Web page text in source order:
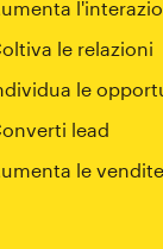
le relazioni
le
lead
le vendite